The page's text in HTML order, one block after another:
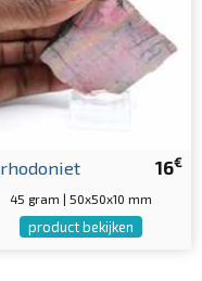
16€
rhodoniet
45 gram | 50x50x10 mm
product bekijken